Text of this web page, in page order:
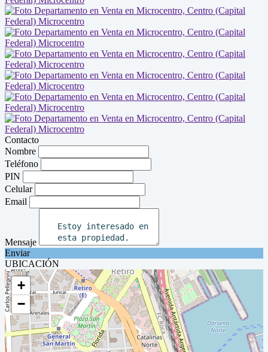
Contacto
Nombre
Teléfono
PIN
Celular
Email
Mensaje
Enviar
UBICACIÓN
+
−